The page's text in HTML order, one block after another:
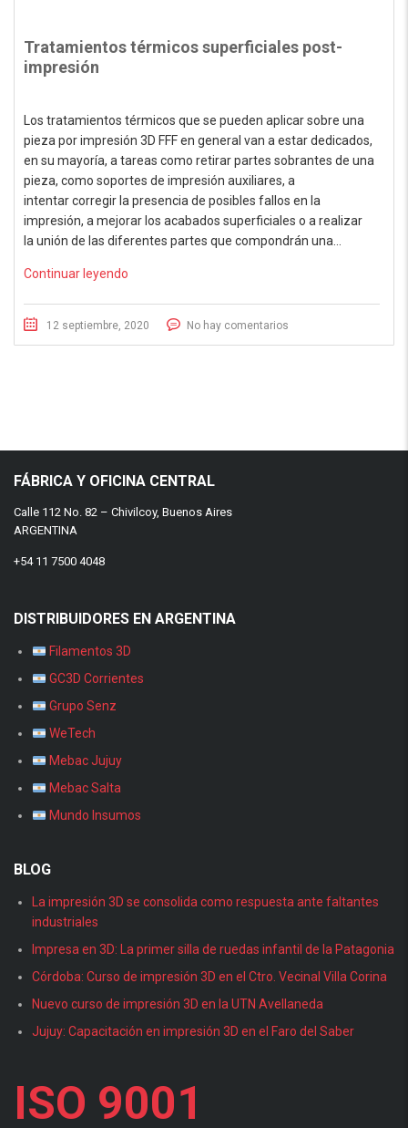
Tratamientos térmicos superficiales post-
impresión
Los tratamientos térmicos que se pueden aplicar sobre una
pieza por impresión 3D FFF en general van a estar dedicados,
en su mayoría, a tareas como retirar partes sobrantes de una
pieza, como soportes de impresión auxiliares, a
intentar corregir la presencia de posibles fallos en la
impresión, a mejorar los acabados superficiales o a realizar
la unión de las diferentes partes que compondrán una…
Continuar leyendo
12 septiembre, 2020 No hay comentarios
FÁBRICA Y OFICINA CENTRAL
Calle 112 No. 82 – Chivilcoy, Buenos Aires
ARGENTINA
+54 11 7500 4048
DISTRIBUIDORES EN ARGENTINA
Filamentos 3D
GC3D Corrientes
Grupo Senz
WeTech
Mebac Jujuy
Mebac Salta
Mundo Insumos
BLOG
La impresión 3D se consolida como respuesta ante faltantes
industriales
Impresa en 3D: La primer silla de ruedas infantil de la Patagonia
Córdoba: Curso de impresión 3D en el Ctro. Vecinal Villa Corina
Nuevo curso de impresión 3D en la UTN Avellaneda
Jujuy: Capacitación en impresión 3D en el Faro del Saber
ISO 9001